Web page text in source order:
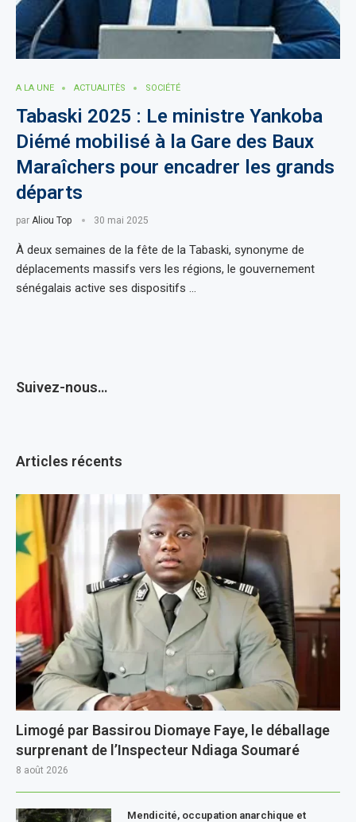
A LA UNE ACTUALITÈS SOCIÉTÉ
Tabaski 2025 : Le ministre Yankoba
Diémé mobilisé à la Gare des Baux
Maraîchers pour encadrer les grands
départs
par Aliou Top 30 mai 2025
À deux semaines de la fête de la Tabaski, synonyme de
déplacements massifs vers les régions, le gouvernement
sénégalais active ses dispositifs …
Suivez-nous…
Articles récents
Limogé par Bassirou Diomaye Faye, le déballage
surprenant de l’Inspecteur Ndiaga Soumaré
8 août 2026
Mendicité, occupation anarchique et